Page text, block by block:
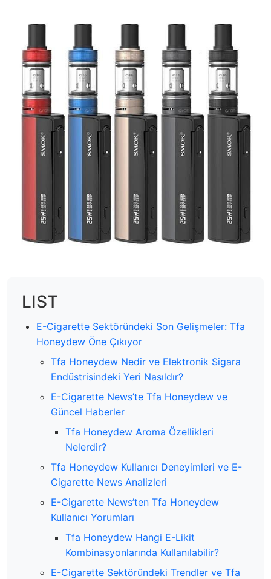
LIST
E-Cigarette Sektöründeki Son Gelişmeler: Tfa
Honeydew Öne Çıkıyor
Tfa Honeydew Nedir ve Elektronik Sigara
Endüstrisindeki Yeri Nasıldır?
E-Cigarette News’te Tfa Honeydew ve
Güncel Haberler
Tfa Honeydew Aroma Özellikleri
Nelerdir?
Tfa Honeydew Kullanıcı Deneyimleri ve E-
Cigarette News Analizleri
E-Cigarette News’ten Tfa Honeydew
Kullanıcı Yorumları
Tfa Honeydew Hangi E-Likit
Kombinasyonlarında Kullanılabilir?
E-Cigarette Sektöründeki Trendler ve Tfa